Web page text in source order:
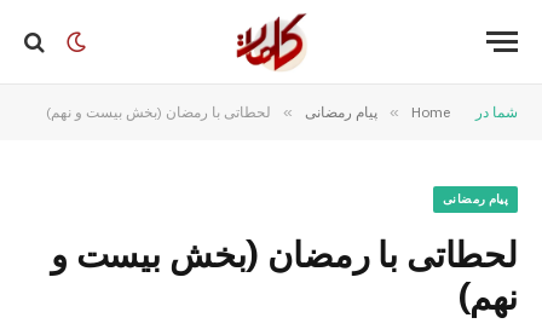
شما در Home
» پیام رمضانی » لحطاتی با رمضان (بخش بیست و نهم)
پیام رمضانی
لحطاتی با رمضان (بخش بیست و
نهم)